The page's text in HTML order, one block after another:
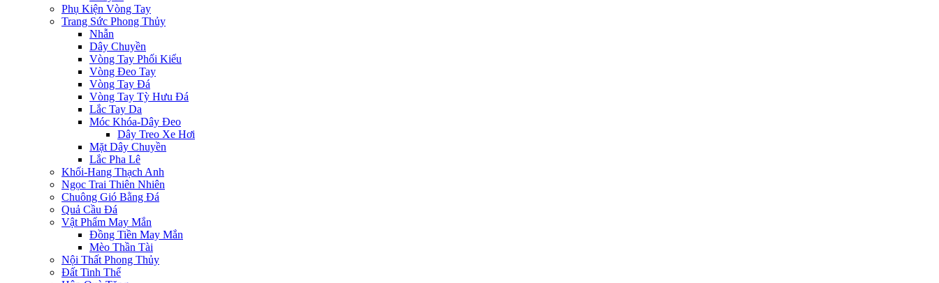
Phụ Kiện Vòng Tay
Trang Sức Phong Thủy
Nhẫn
Dây Chuyền
Vòng Tay Phối Kiểu
Vòng Đeo Tay
Vòng Tay Đá
Vòng Tay Tỳ Hưu Đá
Lắc Tay Da
Móc Khóa-Dây Đeo
Dây Treo Xe Hơi
Mặt Dây Chuyền
Lắc Pha Lê
Khối-Hang Thạch Anh
Ngọc Trai Thiên Nhiên
Chuông Gió Bằng Đá
Quả Cầu Đá
Vật Phẩm May Mắn
Đồng Tiền May Mắn
Mèo Thần Tài
Nội Thất Phong Thủy
Đất Tinh Thể